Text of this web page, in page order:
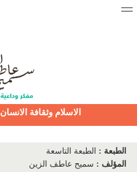
الصفحة الرئيسية
نبذة عن حياة الكاتب
الاسلام وثقافة الانسان
الطبعة :
الطبعة التاسعة
المؤلف : سميح عاطف الزين